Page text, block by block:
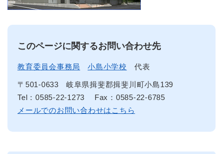
このページに関するお問い合わせ先
教育委員会事務局 小島小学校 代表
〒501-0633
岐阜県揖斐郡揖斐川町小島139
Tel：0585-22-1273
Fax：0585-22-6785
メールでのお問い合わせはこちら